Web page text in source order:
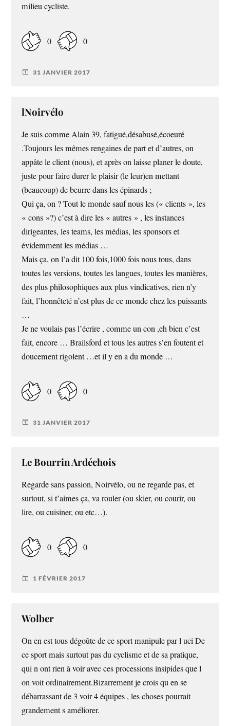
milieu cycliste.
0 0
31 JANVIER 2017
lNoirvélo
Je suis comme Alain 39, fatigué,désabusé,écoeuré
.Toujours les mêmes rengaines de part et d’autres, on
appâte le client (nous), et après on laisse planer le doute,
juste pour faire durer le plaisir (le leur)en mettant
(beaucoup) de beurre dans les épinards ;
Qui ça, on ? Tout le monde sauf nous les (« clients », les
« cons »?) c’est à dire les « autres » , les instances
dirigeantes, les teams, les médias, les sponsors et
évidemment les médias …
Mais ça, on l’a dit 100 fois,1000 fois nous tous, dans
toutes les versions, toutes les langues, toutes les manières,
des plus philosophiques aux plus vindicatives, rien n’y
fait, l’honnêteté n’est plus de ce monde chez les puissants
…
Je ne voulais pas l’écrire , comme un con ,eh bien c’est
fait, encore … Brailsford et tous les autres s’en foutent et
doucement rigolent …et il y en a du monde …
0 0
31 JANVIER 2017
Le Bourrin Ardéchois
Regarde sans passion, Noirvélo, ou ne regarde pas, et
surtout, si t’aimes ça, va rouler (ou skier, ou courir, ou
lire, ou cuisiner, ou etc…).
0 0
1 FÉVRIER 2017
Wolber
On en est tous dégoûte de ce sport manipule par l uci De
ce sport mais surtout pas du cyclisme et de sa pratique,
qui n ont rien à voir avec ces processions insipides que l
on voit ordinairement.Bizarrement je crois qu en se
débarrassant de 3 voir 4 équipes , les choses pourrait
grandement s améliorer.